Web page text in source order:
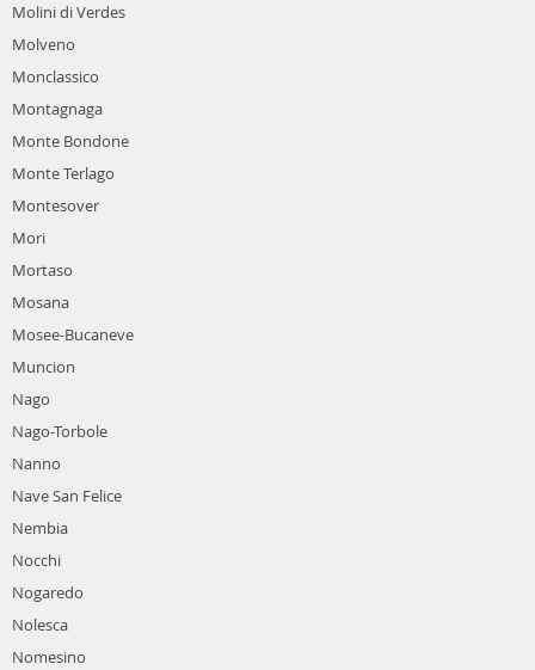
Molini di Verdes
Molveno
Monclassico
Montagnaga
Monte Bondone
Monte Terlago
Montesover
Mori
Mortaso
Mosana
Mosee-Bucaneve
Muncion
Nago
Nago-Torbole
Nanno
Nave San Felice
Nembia
Nocchi
Nogaredo
Nolesca
Nomesino